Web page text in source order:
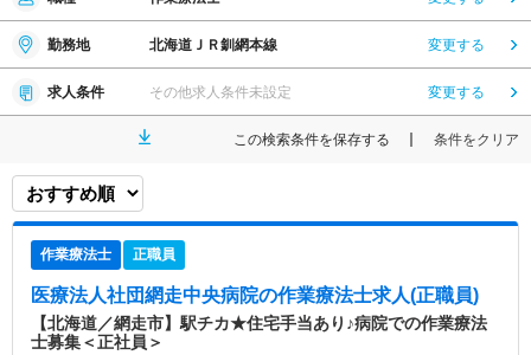
勤務地 北海道ＪＲ釧網本線 変更する
求人条件 その他求人条件未設定 変更する
この検索条件を保存する 条件をクリア
作業療法士 正職員
医療法人社団網走中央病院の作業療法士求人(正職員)
【北海道／網走市】駅チカ★住宅手当あり♪病院での作業療法
士募集＜正社員＞